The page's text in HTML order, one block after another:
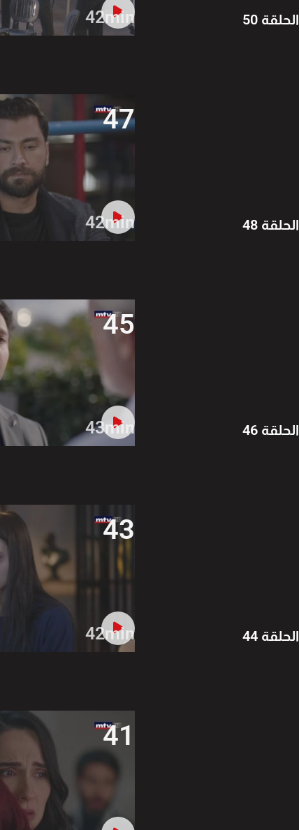
الحلقة 50 42min
الحلقة 48
47
42min
الحلقة 46
45
43min
الحلقة 44
43
42min
41